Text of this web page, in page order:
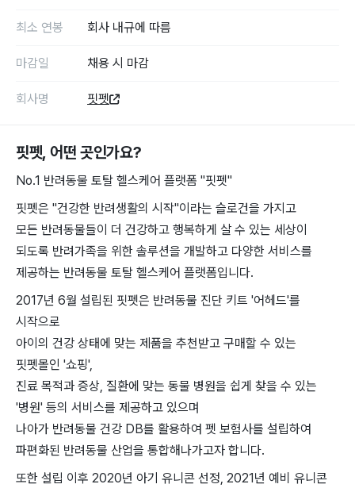
핏펫, 어떤 곳인가요?
No.1 반려동물 토탈 헬스케어 플랫폼 "핏펫"
핏펫은 "건강한 반려생활의 시작"이라는 슬로건을 가지고
모든 반려동물들이 더 건강하고 행복하게 살 수 있는 세상이
되도록 반려가족을 위한 솔루션을 개발하고 다양한 서비스를
제공하는 반려동물 토탈 헬스케어 플랫폼입니다.
2017년 6월 설립된 핏펫은 반려동물 진단 키트 '어헤드'를
시작으로
아이의 건강 상태에 맞는 제품을 추천받고 구매할 수 있는
핏펫몰인 '쇼핑',
진료 목적과 증상, 질환에 맞는 동물 병원을 쉽게 찾을 수 있는
'병원' 등의 서비스를 제공하고 있으며
나아가 반려동물 건강 DB를 활용하여 펫 보험사를 설립하여
파편화된 반려동물 산업을 통합해나가고자 합니다.
또한 설립 이후 2020년 아기 유니콘 선정, 2021년 예비 유니콘
최소 연봉 회사 내규에 따름
마감일 채용 시 마감
회사명 핏펫